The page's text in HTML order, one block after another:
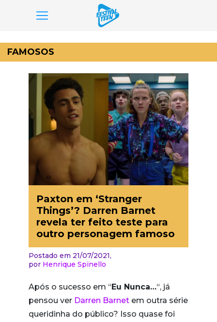
para
o
conteúdo
FAMOSOS
Paxton em ‘Stranger
Things’? Darren Barnet
revela ter feito teste para
outro personagem famoso
Postado em 21/07/2021,
por Henrique Spinello
Após o sucesso em “Eu Nunca…“, já
pensou ver Darren Barnet em outra série
queridinha do público? Isso quase foi